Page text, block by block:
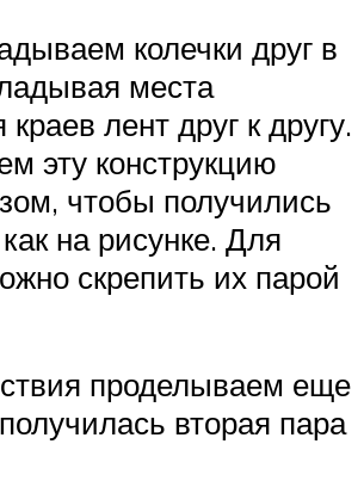
колечки друг в
места
лент друг к другу.
эту конструкцию
чтобы получились
на рисунке. Для
скрепить их парой
проделываем еще
вторая пара